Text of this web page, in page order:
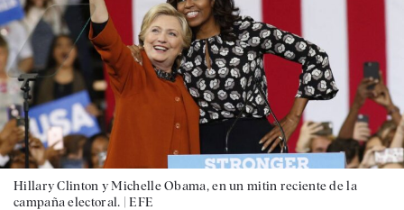
Hillary Clinton y Michelle Obama, en un mitin reciente de la
campaña electoral. |EFE